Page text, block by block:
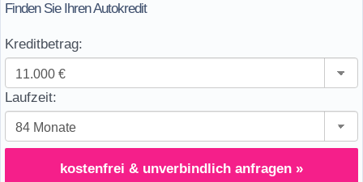
Finden Sie Ihren Autokredit
Kreditbetrag:
Laufzeit:
kostenfrei & unverbindlich anfragen »